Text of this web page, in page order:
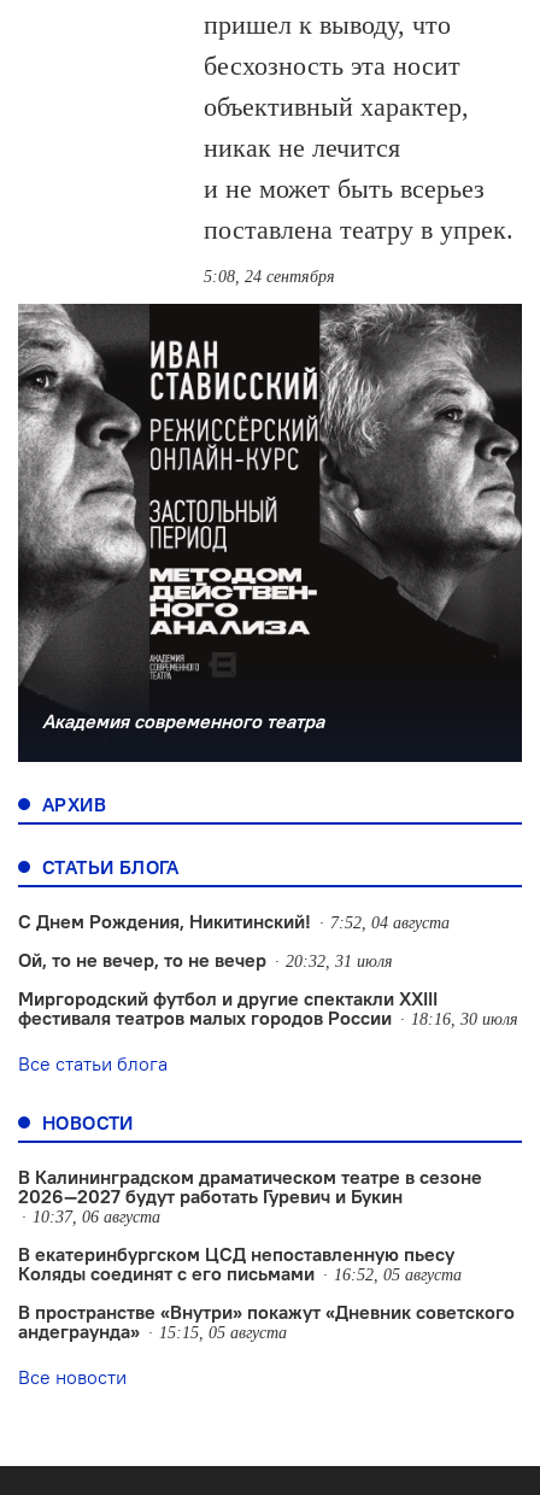
пришел к выводу, что
бесхозность эта носит
объективный характер,
никак не лечится
и не может быть всерьез
поставлена театру в упрек.
5:08, 24 сентября
Академия современного театра
АРХИВ
СТАТЬИ БЛОГА
С Днем Рождения, Никитинский! 7:52, 04 августа
Ой, то не вечер, то не вечер 20:32, 31 июля
Миргородский футбол и другие спектакли XXIII
фестиваля театров малых городов России
18:16, 30 июля
Все статьи блога
НОВОСТИ
В Калининградском драматическом театре в сезоне
2026—2027 будут работать Гуревич и Букин
10:37, 06 августа
В екатеринбургском ЦСД непоставленную пьесу
Коляды соединят с его письмами
16:52, 05 августа
В пространстве «Внутри» покажут «Дневник советского
андеграунда»
15:15, 05 августа
Все новости